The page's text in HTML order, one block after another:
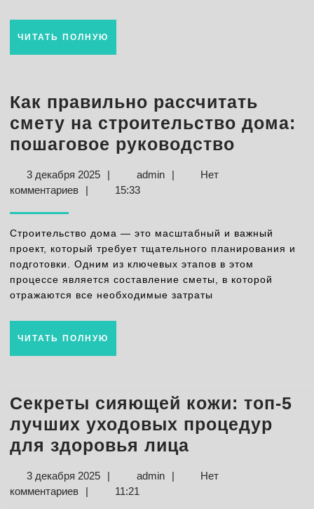
ЧИТАТЬ ПОЛНУЮ
Как правильно рассчитать
смету на строительство дома:
пошаговое руководство
на
дома:
3 декабря 20253
декабря
| adminadmin
|
Нет
комментариев
| 15:33
Строительство дома — это масштабный и важный
проект, который требует тщательного планирования и
подготовки. Одним из ключевых этапов в этом
процессе является составление сметы, в которой
отражаются все необходимые затраты
ЧИТАТЬ ПОЛНУЮ
Секреты сияющей кожи: топ-5
лучших уходовых процедур
для здоровья лица
3 декабря 20253
декабря
| adminadmin
|
Нет
комментариев
| 11:21